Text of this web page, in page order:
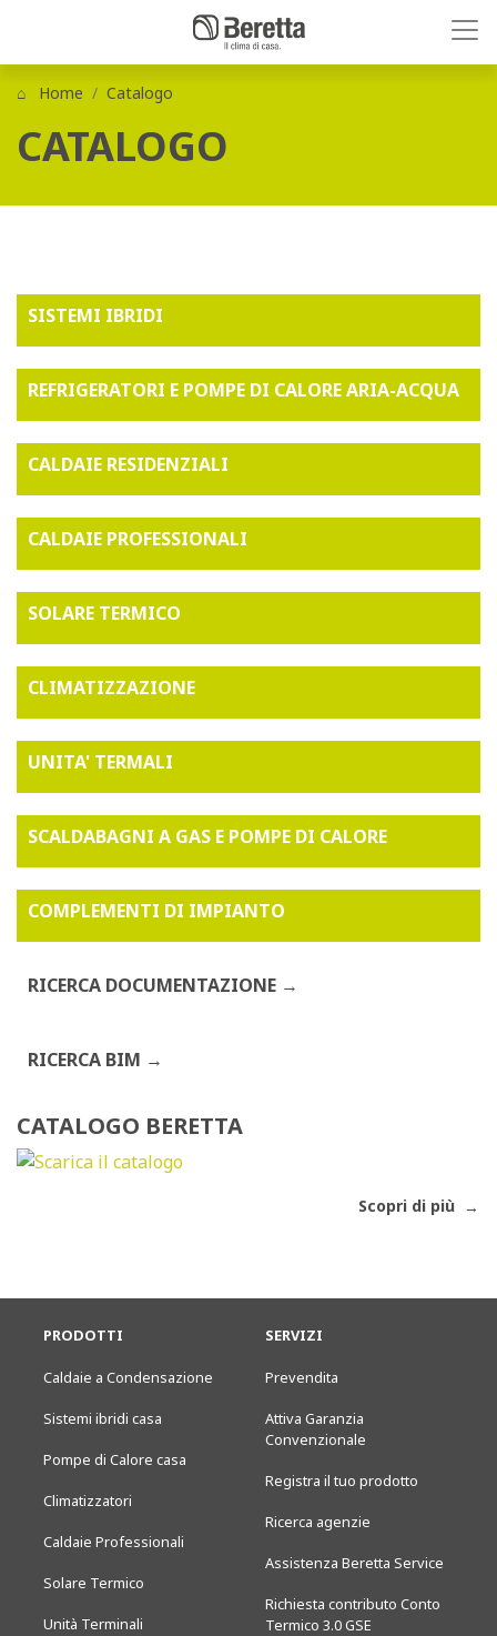
Home Catalogo
CATALOGO
SISTEMI IBRIDI
REFRIGERATORI E POMPE DI CALORE ARIA-ACQUA
CALDAIE RESIDENZIALI
CALDAIE PROFESSIONALI
SOLARE TERMICO
CLIMATIZZAZIONE
UNITA' TERMALI
SCALDABAGNI A GAS E POMPE DI CALORE
COMPLEMENTI DI IMPIANTO
RICERCA DOCUMENTAZIONE
RICERCA BIM
CATALOGO BERETTA
Scopri di più
PRODOTTI
Caldaie a Condensazione
Sistemi ibridi casa
Pompe di Calore casa
Climatizzatori
Caldaie Professionali
Solare Termico
Unità Terminali
SERVIZI
Prevendita
Attiva Garanzia
Convenzionale
Registra il tuo prodotto
Ricerca agenzie
Assistenza Beretta Service
Richiesta contributo Conto
Termico 3.0 GSE